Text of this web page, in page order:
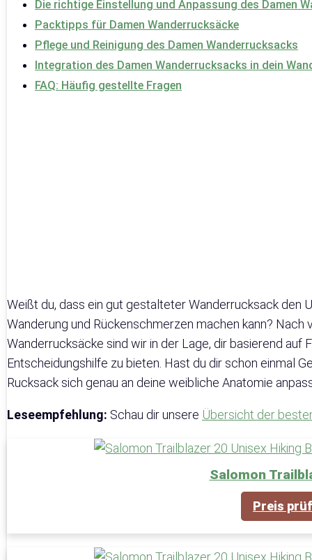
Die richtige Einstellung und Anpassung des Damen
Packtipps für Damen Wanderrucksäcke
Pflege und Reinigung des Damen Wanderrucksacks
Integration des Damen Wanderrucksacks in dein
FAQ: Häufig gestellte Fragen
Weißt du, dass ein gut gestalteter Wanderrucksack den
Wanderung und Rückenschmerzen machen kann?
Wanderrucksäcke sind wir in der Lage, dir basierend auf
Entscheidungshilfe zu bieten. Hast du dir schon einmal
Rucksack sich genau an deine weibliche Anatomie
Leseempfehlung: Schau dir unsere Übersicht der
Salomon
Preis